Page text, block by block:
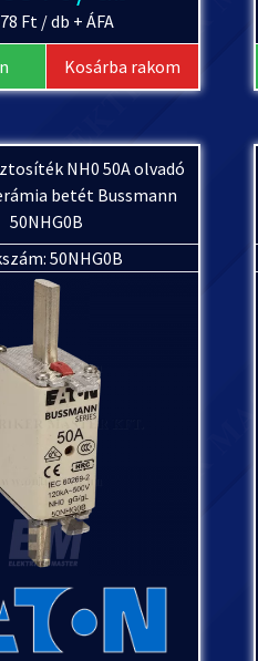
Ft / db + ÁFA
Kosárba rakom
NH0 50A olvadó
betét Bussmann
50NHG0B
50NHG0B